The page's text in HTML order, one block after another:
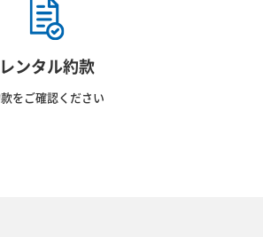
レンタル約款
をご確認ください